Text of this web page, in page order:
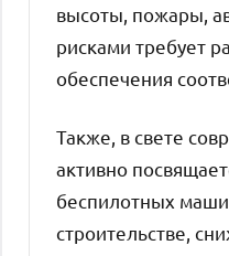
высоты, пожары,
рисками требует
обеспечения
Также, в свете
активно
беспилотных
строительстве,